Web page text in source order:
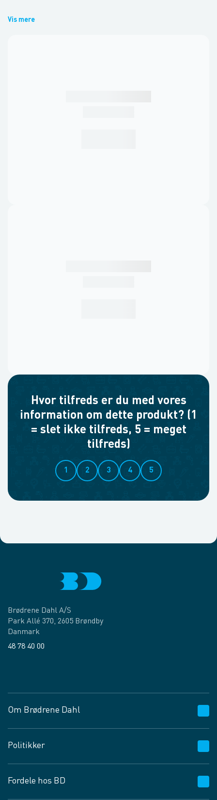
Vis mere
Hvor tilfreds er du med vores
information om dette produkt? (1
= slet ikke tilfreds, 5 = meget
tilfreds)
1 2 3 4 5
Brødrene Dahl A/S
Park Allé 370, 2605 Brøndby
Danmark
48 78 40 00
Om Brødrene Dahl
Vagttelefon 30 10 89 89
Spørgsmål og svar
Job og karriere
Politikker
Privatlivspolitik
Fordele hos BD